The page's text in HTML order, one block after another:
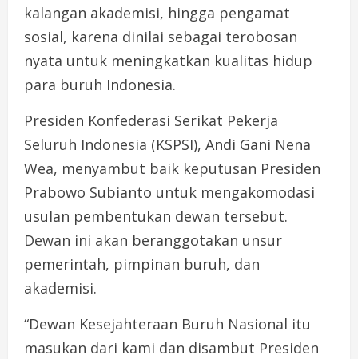
kalangan akademisi, hingga pengamat
sosial, karena dinilai sebagai terobosan
nyata untuk meningkatkan kualitas hidup
para buruh Indonesia.
Presiden Konfederasi Serikat Pekerja
Seluruh Indonesia (KSPSI), Andi Gani Nena
Wea, menyambut baik keputusan Presiden
Prabowo Subianto untuk mengakomodasi
usulan pembentukan dewan tersebut.
Dewan ini akan beranggotakan unsur
pemerintah, pimpinan buruh, dan
akademisi.
“Dewan Kesejahteraan Buruh Nasional itu
masukan dari kami dan disambut Presiden